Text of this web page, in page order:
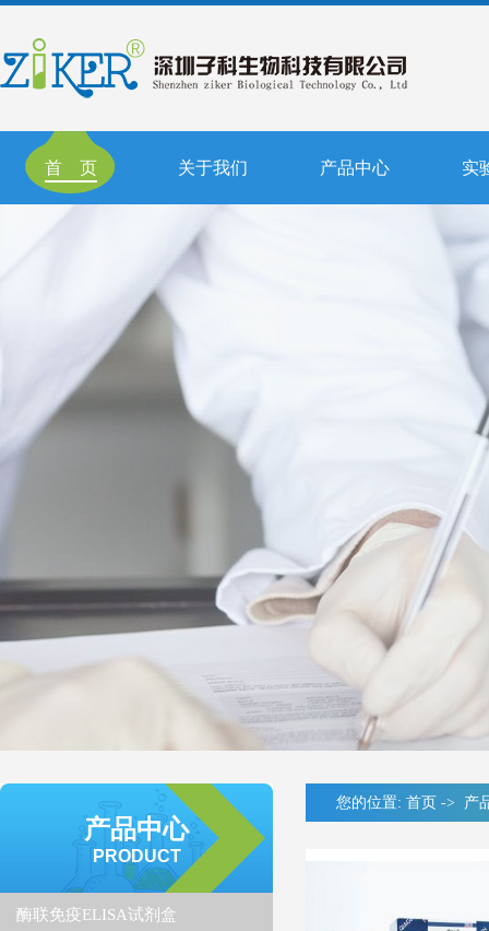
首 页 关于我们 产品中心 实
产品中心
PRODUCT
酶联免疫ELISA试剂盒
您的位置: 首页 -> 产